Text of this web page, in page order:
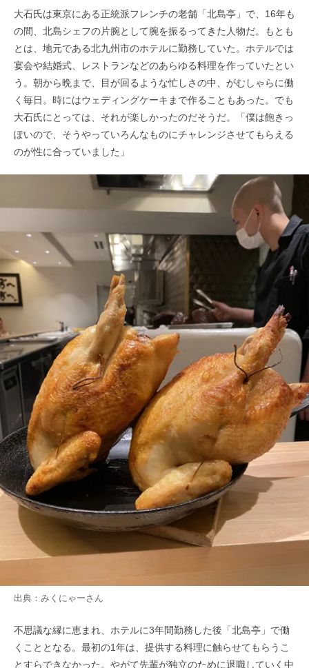
大石氏は東京にある正統派フレンチの老舗「北島亭」で、16年も
の間、北島シェフの片腕として腕を振るってきた人物だ。もとも
とは、地元である北九州市のホテルに勤務していた。ホテルでは
宴会や結婚式、レストランなどのあらゆる料理を作っていたとい
う。朝から晩まで、目が回るような忙しさの中、がむしゃらに働
く毎日。時にはウェディングケーキまで作ることもあった。でも
大石氏にとっては、それが楽しかったのだそうだ。「僕は飽きっ
ぽいので、そうやっていろんなものにチャレンジさせてもらえる
のが性に合っていました」
出典： みくにゃーさん
不思議な縁に恵まれ、ホテルに3年間勤務した後「北島亭」で働
くこととなる。最初の1年は、提供する料理に触らせてもらうこ
とすらできなかった。やがて先輩が独立のために退職していく中